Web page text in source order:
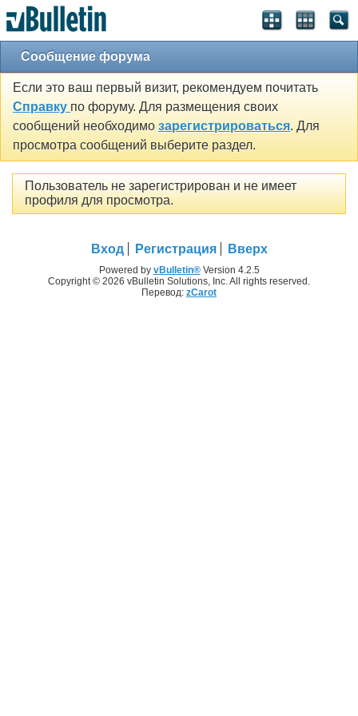
Сообщение форума
Если это ваш первый визит, рекомендуем почитать
Справку по форуму. Для размещения своих
сообщений необходимо зарегистрироваться. Для
просмотра сообщений выберите раздел.
Пользователь не зарегистрирован и не имеет
профиля для просмотра.
Вход Регистрация Вверх
Powered by vBulletin®Version 4.2.5
Copyright © 2026 vBulletin Solutions, Inc. All rights reserved.
Перевод: zCarot